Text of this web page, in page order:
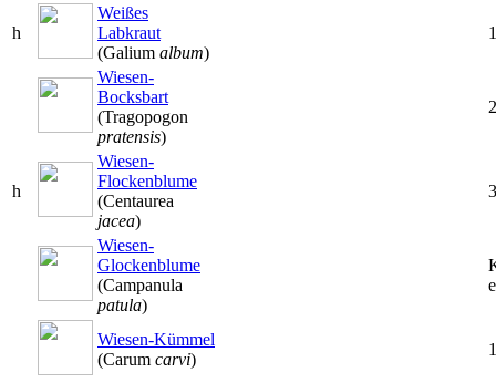
h
Weißes
Labkraut
(Galium album)
1
Wiesen-
Bocksbart
(Tragopogon
pratensis)
2
h
Wiesen-
Flockenblume
(Centaurea
jacea)
3
Wiesen-
Glockenblume
(Campanula
patula)
Wiesen-Kümmel
(Carum carvi)
1